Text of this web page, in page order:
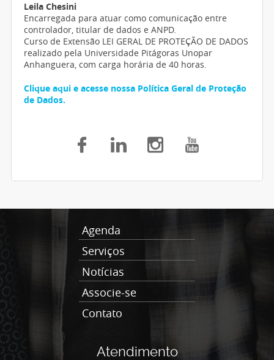
Leila Chesini
Encarregada para atuar como comunicação entre
controlador, titular de dados e ANPD.
Curso de Extensão LEI GERAL DE PROTEÇÃO DE DADOS
realizado pela Universidade Pitágoras Unopar
Anhanguera, com carga horária de 40 horas.
Clique aqui e acesse nossa Política Geral de Proteção
de Dados.
Agenda
Serviços
Notícias
Associe-se
Contato
Atendimento